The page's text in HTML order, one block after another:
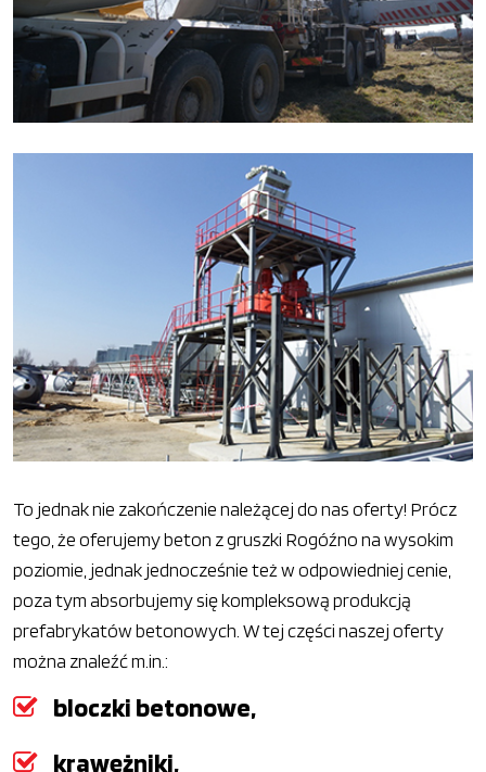
To jednak nie zakończenie należącej do nas oferty! Prócz
tego, że oferujemy beton z gruszki Rogóźno na wysokim
poziomie, jednak jednocześnie też w odpowiedniej cenie,
poza tym absorbujemy się kompleksową produkcją
prefabrykatów betonowych. W tej części naszej oferty
można znaleźć m.in.:
bloczki betonowe,
krawężniki,